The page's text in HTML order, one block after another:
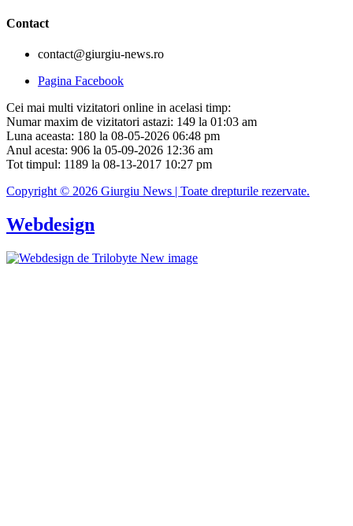
Contact
contact@giurgiu-news.ro
Pagina Facebook
Cei mai multi vizitatori online in acelasi timp:
Numar maxim de vizitatori astazi: 149 la 01:03 am
Luna aceasta: 180 la 08-05-2026 06:48 pm
Anul acesta: 906 la 05-09-2026 12:36 am
Tot timpul: 1189 la 08-13-2017 10:27 pm
Copyright © 2026 Giurgiu News | Toate drepturile rezervate.
Webdesign